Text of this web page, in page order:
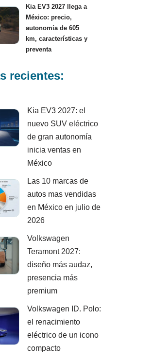
Kia EV3 2027 llega a
México: precio,
autonomía de 605
km, características y
preventa
recientes:
Kia EV3 2027: el
nuevo SUV eléctrico
de gran autonomía
inicia ventas en
México
Las 10 marcas de
autos mas vendidas
en México en julio de
2026
Volkswagen
Teramont 2027:
diseño más audaz,
presencia más
premium
Volkswagen ID. Polo:
el renacimiento
eléctrico de un icono
compacto